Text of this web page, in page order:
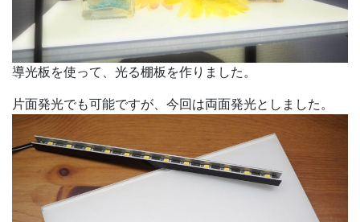
導光板を使って、光る棚板を作りました。
片面発光でも可能ですが、今回は両面発光としました。